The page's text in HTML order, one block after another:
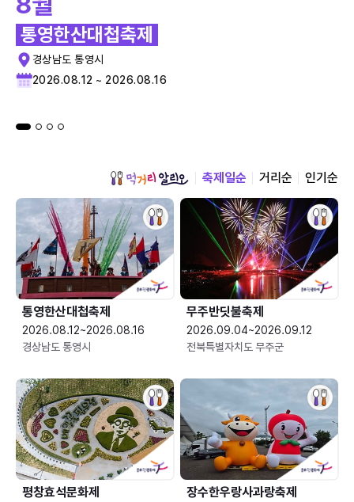
통영한산대첩축제
경상남도 통영시
2026.08.12 ~ 2026.08.16
축제일순 거리순 인기순
통영한산대첩축제
2026.08.12~2026.08.16
경상남도 통영시
무주반딧불축제
2026.09.04~2026.09.12
전북특별자치도 무주군
평창효석문화제 장수한우랑사과랑축제